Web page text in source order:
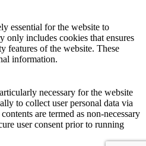
essential for the website to
only includes cookies that ensures
features of the website. These
information.
necessary for the website
to collect user personal data via
are termed as non-necessary
user consent prior to running